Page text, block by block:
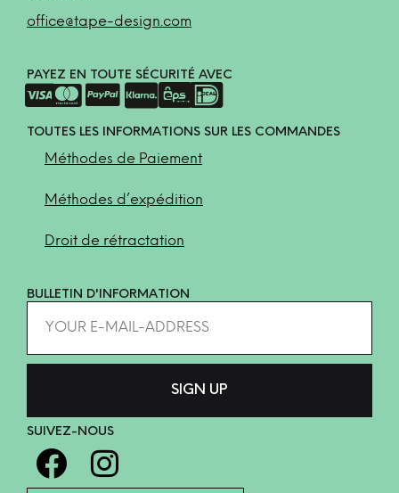
office@tape-design.com
PAYEZ EN TOUTE SÉCURITÉ AVEC
TOUTES LES INFORMATIONS SUR LES COMMANDES
Méthodes de Paiement
Méthodes d’expédition
Droit de rétractation
BULLETIN D'INFORMATION
SUIVEZ-NOUS